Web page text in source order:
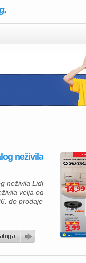
neživila
neživila Lidl
velja od
do prodaje